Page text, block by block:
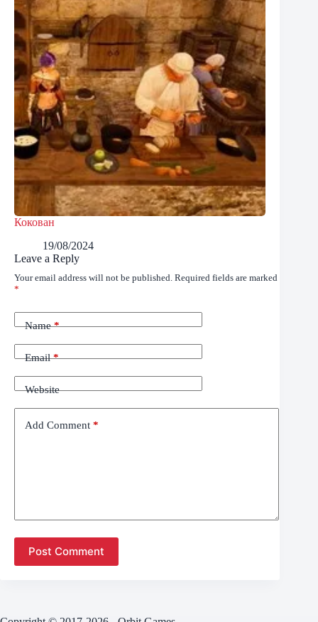
Кокован
19/08/2024
Leave a Reply
Your email address will not be published. Required fields are marked
*
Name*
Email*
Website
Add Comment *
Post Comment